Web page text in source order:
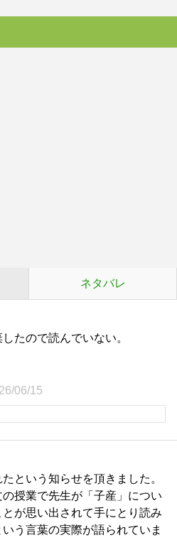
ネタバレ
たので読んでいない。
06/15
という知らせを頂きました。
授業で先生が「子産」につい
が思い出されて手にとり読み
う言葉の実際が語られていま